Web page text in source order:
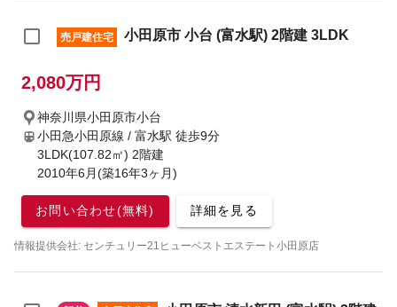
売戸建住宅 小田原市 小台 (富水駅) 2階建 3LDK
2,080万円
神奈川県小田原市小台
小田急小田原線 / 富水駅 徒歩9分
3LDK(107.82㎡) 2階建
2010年6月(築16年3ヶ月)
お問い合わせ(無料) 詳細を見る
情報提供会社: センチュリー21ヒューベストエステート小田原店